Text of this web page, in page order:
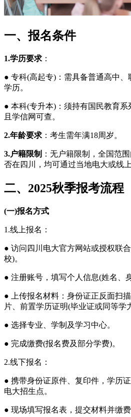
一、报名条件
1.学历要求 ：
● 专科(高起专)：需具备普通高中
学历。
● 本科(专升本)：须持有国民教育系
且学信网可查。
2.年龄要求 ：考生需年满18周岁。
3.户籍限制 ：无户籍限制，全国范
否在四川，均可通过当地电大或线上
二、2025秋季报考流程
(一)报名方式
1.线上报名：
● 访问四川电大官方网站或授权联
校)。
● 注册账号，填写个人信息(姓名、
● 上传报名材料：身份证正反面扫
片、前置学历证明(毕业证或同等学
● 选择专业、学制及学习中心。
● 完成缴费(报名费及部分学费)。
2.线下报名：
● 携带身份证原件、复印件，学历
电大招生点。
● 现场填写报名表，提交材料并缴费